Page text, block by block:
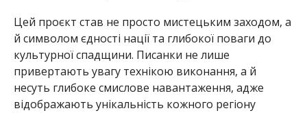
Цей проєкт став не просто мистецьким заходом, а
й символом єдності нації та глибокої поваги до
культурної спадщини. Писанки не лише
привертають увагу технікою виконання, а й
несуть глибоке смислове навантаження, адже
відображають унікальність кожного регіону